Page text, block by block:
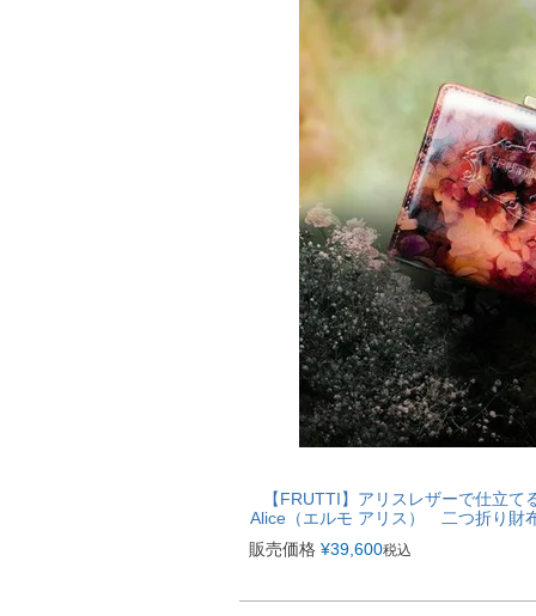
【FRUTTI】アリスレザーで仕立
Alice（エルモ アリス） 二つ折り
販売価格 ¥39,600税込